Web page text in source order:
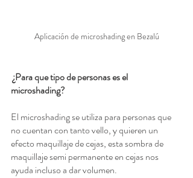
Aplicación de microshading en Bezalú
¿Para que tipo de personas es el
microshading?
El microshading se utiliza para personas que
no cuentan con tanto vello, y quieren un
efecto maquillaje de cejas, esta sombra de
maquillaje semi permanente en cejas nos
ayuda incluso a dar volumen.